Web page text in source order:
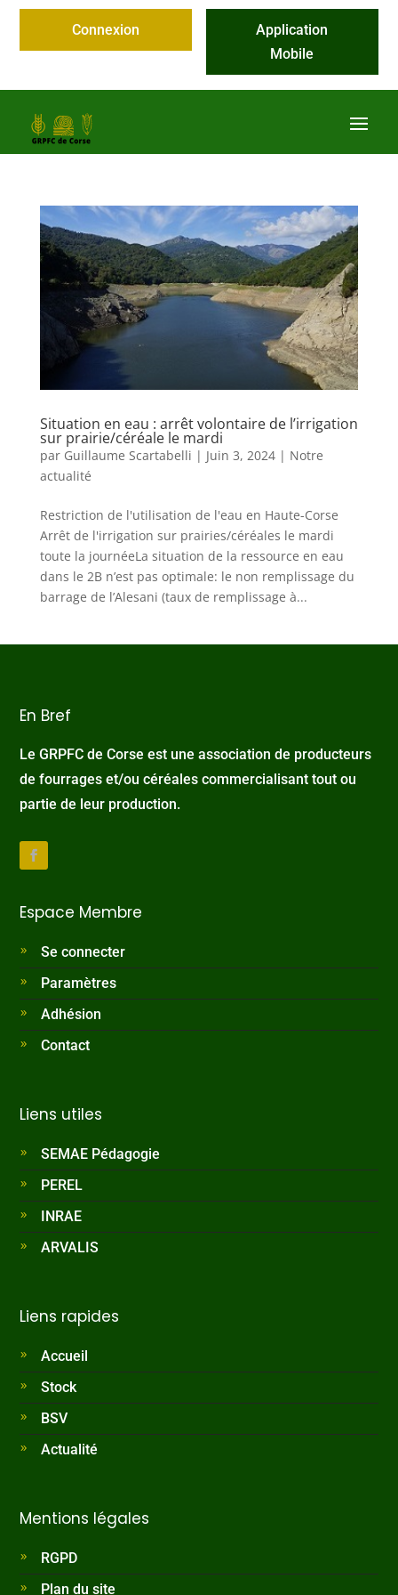
Connexion
Application
Mobile
Situation en eau : arrêt volontaire de l’irrigation
sur prairie/céréale le mardi
par Guillaume Scartabelli | Juin 3, 2024| Notre
actualité
Restriction de l'utilisation de l'eau en Haute-Corse
Arrêt de l'irrigation sur prairies/céréales le mardi
toute la journéeLa situation de la ressource en eau
dans le 2B n’est pas optimale: le non remplissage du
barrage de l’Alesani (taux de remplissage à...
En Bref
Le GRPFC de Corse est une association de producteurs
de fourrages et/ou céréales commercialisant tout ou
partie de leur production.
Espace Membre
Se connecter
Paramètres
Adhésion
Contact
Liens utiles
SEMAE Pédagogie
PEREL
INRAE
ARVALIS
Liens rapides
Accueil
Stock
BSV
Actualité
Mentions légales
RGPD
Plan du site